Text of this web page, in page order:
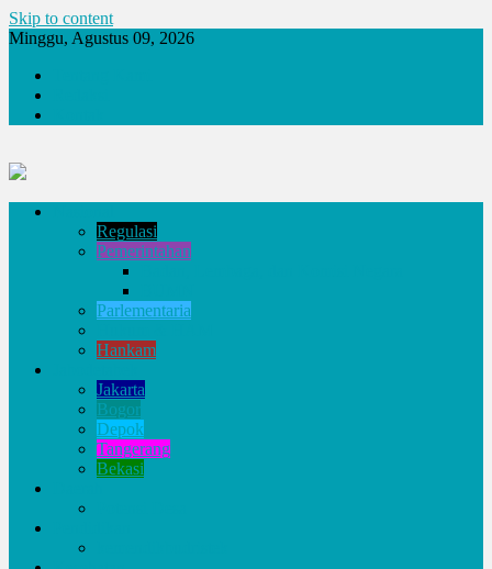
Skip to content
Minggu, Agustus 09, 2026
Regulasi
Pemerintahan
Parlementaria
Hankam
Jakarta
Bogor
Depok
Tangerang
Bekasi